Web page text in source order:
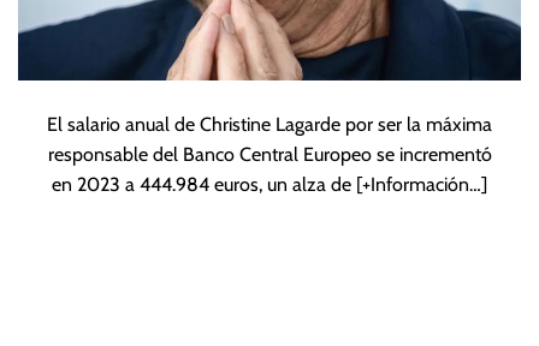
El salario anual de Christine Lagarde por ser la máxima
responsable del Banco Central Europeo se incrementó
en 2023 a 444.984 euros, un alza de [+Información…]